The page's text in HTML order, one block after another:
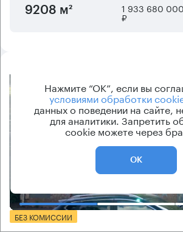
9208 м² 1 933 680 000
₽
БЕЗ КОМИССИИ
Нажмите “ОК”, если вы
условиями обработки
данных о поведении на сайте,
для аналитики. Запретить
cookie можете через
ОК